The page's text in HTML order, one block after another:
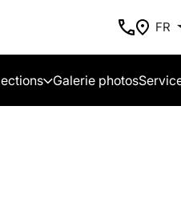
FR
Galerie photos